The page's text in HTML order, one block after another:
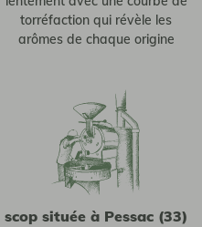
torréfaction qui révèle les
arômes de chaque origine
scop située à Pessac (33)